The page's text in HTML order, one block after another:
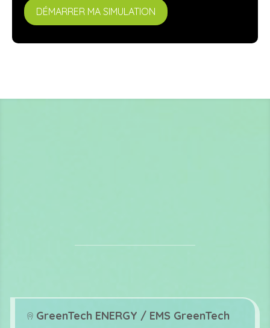
DÉMARRER MA SIMULATION
GreenTech ENERGY / EMS GreenTech